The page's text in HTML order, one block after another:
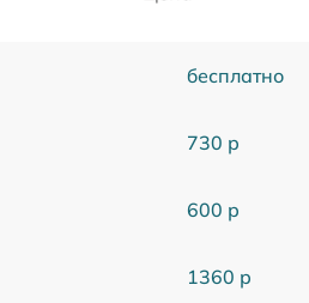
бесплатно
730 р
600 р
1360 р